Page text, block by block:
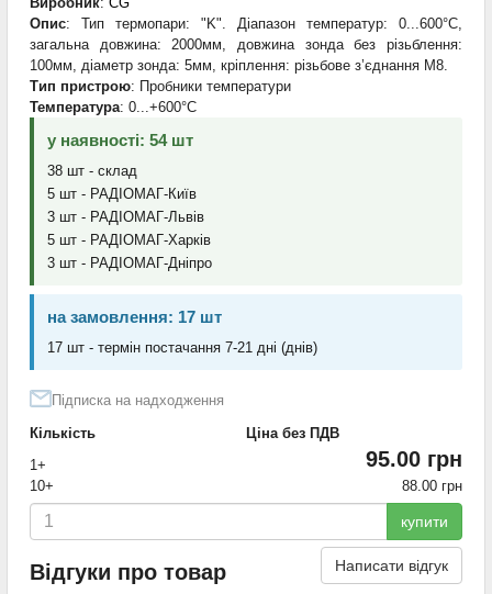
Опис: Тип термопари: "K". Діапазон температур: 0...600°C,
загальна довжина: 2000мм, довжина зонда без різьблення:
100мм, діаметр зонда: 5мм, кріплення: різьбове з’єднання M8.
Тип пристрою: Пробники температури
Температура: 0...+600°С
у наявності: 54 шт
38 шт - склад
5 шт - РАДІОМАГ-Київ
3 шт - РАДІОМАГ-Львів
5 шт - РАДІОМАГ-Харків
3 шт - РАДІОМАГ-Дніпро
на замовлення: 17 шт
17 шт - термін постачання 7-21 дні (днів)
Підписка на надходження
Кількість
Ціна без ПДВ
1+
95.00 грн
10+ 88.00 грн
купити
Відгуки про товар Написати відгук